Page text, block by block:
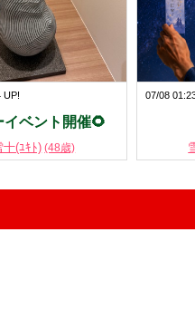
UP!
イベント開催🌻
十(ﾕｷﾄ) (48歳)
07/08